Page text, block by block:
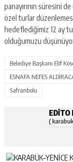
panayırının süresini
özel turlar
hedeflediğimiz 12 ay
olduğumuzu
Belediye Başkanı Elif
ESNAFA NEFES
Safranbolu
EDITO
(